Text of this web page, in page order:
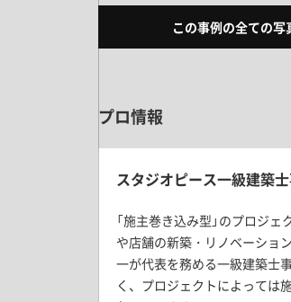
この事例の全ての写
プロ情報
スタジオピース一級建築
「施主巻き込み型」のプロジ
や店舗の新築・リノベーショ
一が代表を務める一級建築士事
く、プロジェクトによっては